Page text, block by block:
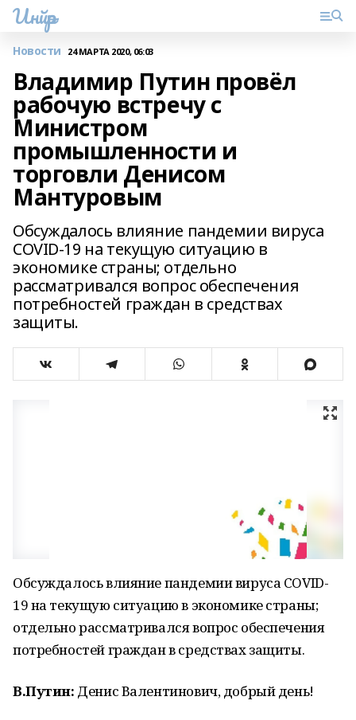
Инйәр
Новости 24 МАРТА 2020, 06:03
Владимир Путин провёл
рабочую встречу с
Министром
промышленности и
торговли Денисом
Мантуровым
Обсуждалось влияние пандемии вируса
COVID-19 на текущую ситуацию в
экономике страны; отдельно
рассматривался вопрос обеспечения
потребностей граждан в средствах
защиты.
Обсуждалось влияние пандемии вируса COVID-
19 на текущую ситуацию в экономике страны;
отдельно рассматривался вопрос обеспечения
потребностей граждан в средствах защиты.
В.Путин: Денис Валентинович, добрый день!